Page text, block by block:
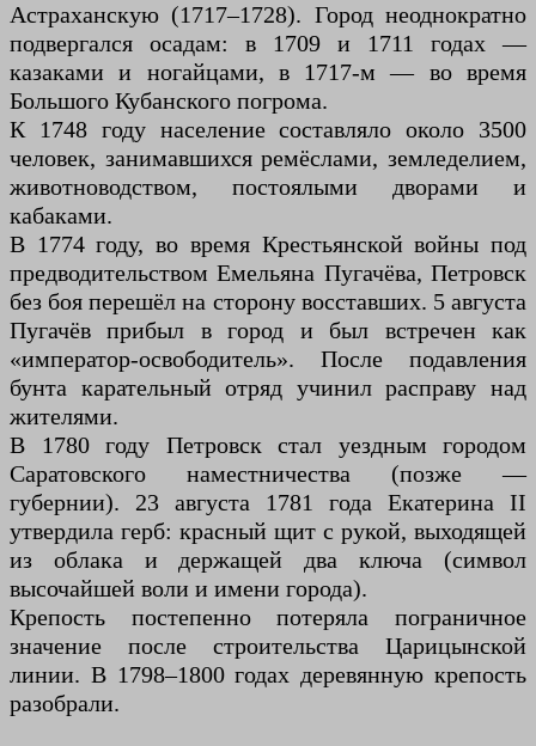
Астраханскую (1717–1728). Город неоднократно
подвергался осадам: в 1709 и 1711 годах —
казаками и ногайцами, в 1717-м — во время
Большого Кубанского погрома.
К 1748 году население составляло около 3500
человек, занимавшихся ремёслами, земледелием,
животноводством, постоялыми дворами и
кабаками.
В 1774 году, во время Крестьянской войны под
предводительством Емельяна Пугачёва, Петровск
без боя перешёл на сторону восставших. 5 августа
Пугачёв прибыл в город и был встречен как
«император-освободитель». После подавления
бунта карательный отряд учинил расправу над
жителями.
В 1780 году Петровск стал уездным городом
Саратовского наместничества (позже —
губернии). 23 августа 1781 года Екатерина II
утвердила герб: красный щит с рукой, выходящей
из облака и держащей два ключа (символ
высочайшей воли и имени города).
Крепость постепенно потеряла пограничное
значение после строительства Царицынской
линии. В 1798–1800 годах деревянную крепость
разобрали.